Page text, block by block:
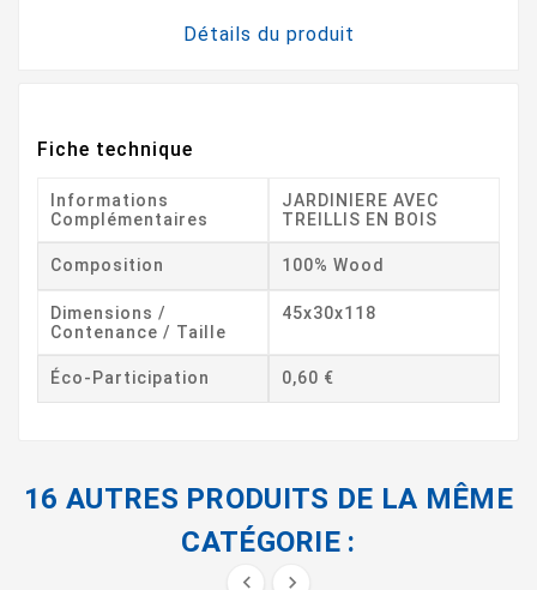
Détails du produit
Fiche technique
Informations
Complémentaires
JARDINIERE AVEC
TREILLIS EN BOIS
Composition 100% Wood
Dimensions /
Contenance / Taille
45x30x118
Éco-Participation 0,60 €
16 AUTRES PRODUITS DE LA MÊME
CATÉGORIE :
 